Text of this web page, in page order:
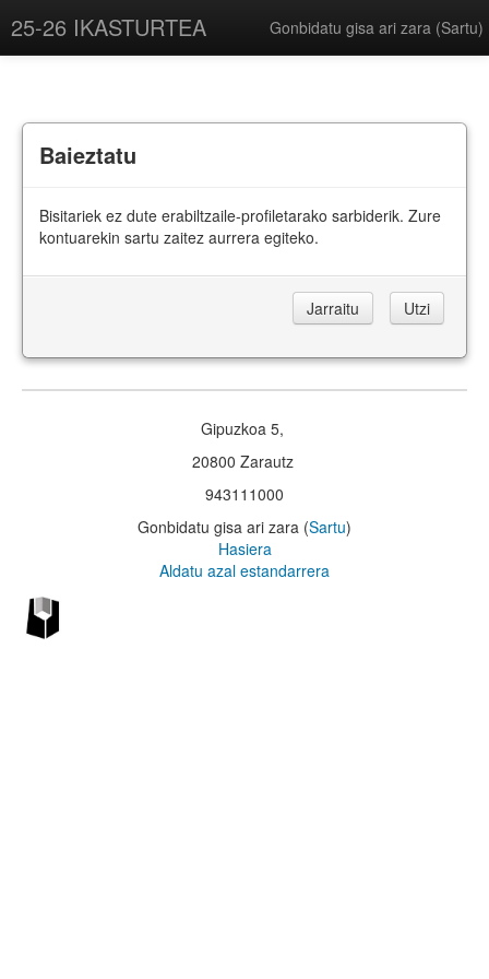
25-26 IKASTURTEA Gonbidatu gisa ari zara (Sartu)
Baieztatu
Bisitariek ez dute erabiltzaile-profiletarako sarbiderik. Zure
kontuarekin sartu zaitez aurrera egiteko.
Gipuzkoa 5,
20800 Zarautz
943111000
Gonbidatu gisa ari zara (Sartu)
Hasiera
Aldatu azal estandarrera